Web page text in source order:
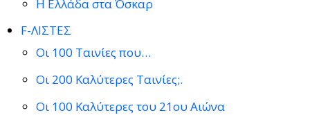
Η Ελλάδα στα Όσκαρ
F-ΛΙΣΤΕΣ
Οι 100 Ταινίες που…
Οι 200 Καλύτερες Ταινίες;.
Οι 100 Καλύτερες του 21ου Αιώνα